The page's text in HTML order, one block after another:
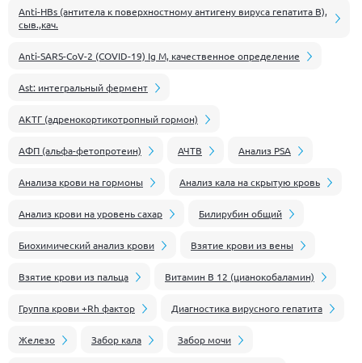
Anti-HBs (антитела к поверхностному антигену вируса гепатита В),
сыв.,кач.
Anti-SARS-CoV-2 (COVID-19) Ig M, качественное определение
Ast: интегральный фермент
АКТГ (адренокортикотропный гормон)
АФП (альфа-фетопротеин) АЧТВ Анализ PSA
Анализа крови на гормоны Анализ кала на скрытую кровь
Анализ крови на уровень сахар Билирубин общий
Биохимический анализ крови Взятие крови из вены
Взятие крови из пальца Витамин В 12 (цианокобаламин)
Группа крови +Rh фактор Диагностика вирусного гепатита
Железо Забор кала Забор мочи